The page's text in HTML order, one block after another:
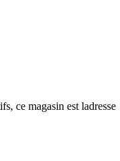
ce magasin est ladresse